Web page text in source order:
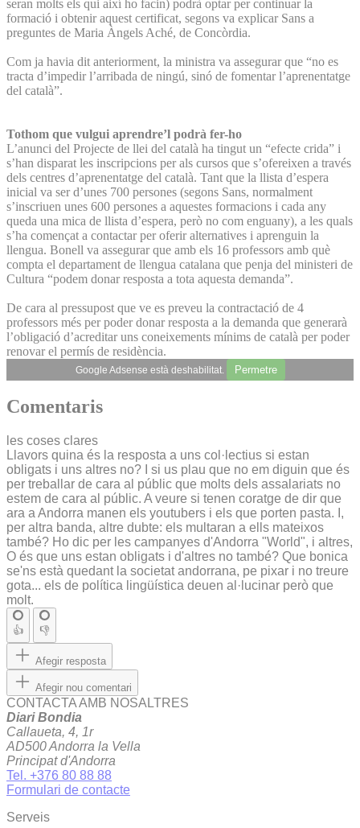
seran molts els qui així ho facin) podrà optar per continuar la
formació i obtenir aquest certificat, segons va explicar Sans a
preguntes de Maria Àngels Aché, de Concòrdia.
Com ja havia dit anteriorment, la ministra va assegurar que “no es
tracta d’impedir l’arribada de ningú, sinó de fomentar l’aprenentatge
del català”.
Tothom que vulgui aprendre’l podrà fer-ho
L’anunci del Projecte de llei del català ha tingut un “efecte crida” i
s’han disparat les inscripcions per als cursos que s’ofereixen a través
dels centres d’aprenentatge del català. Tant que la llista d’espera
inicial va ser d’unes 700 persones (segons Sans, normalment
s’inscriuen unes 600 persones a aquestes formacions i cada any
queda una mica de llista d’espera, però no com enguany), a les quals
s’ha començat a contactar per oferir alternatives i aprenguin la
llengua. Bonell va assegurar que amb els 16 professors amb què
compta el departament de llengua catalana que penja del ministeri de
Cultura “podem donar resposta a tota aquesta demanda”.
De cara al pressupost que ve es preveu la contractació de 4
professors més per poder donar resposta a la demanda que generarà
l’obligació d’acreditar uns coneixements mínims de català per poder
renovar el permís de residència.
Google Adsense està deshabilitat. Permetre
Comentaris
les coses clares
Llavors quina és la resposta a uns col·lectius si estan
obligats i uns altres no? I si us plau que no em diguin que és
per treballar de cara al públic que molts dels assalariats no
estem de cara al públic. A veure si tenen coratge de dir que
ara a Andorra manen els youtubers i els que porten pasta. I,
per altra banda, altre dubte: els multaran a ells mateixos
també? Ho dic per les campanyes d'Andorra "World", i altres,
O és que uns estan obligats i d'altres no també? Que bonica
se'ns està quedant la societat andorrana, pe pixar i no treure
gota... els de política lingüística deuen al·lucinar però que
molt.
👍 👎
Afegir resposta
Afegir nou comentari
CONTACTA AMB NOSALTRES
Diari Bondia
Callaueta, 4, 1r
AD500 Andorra la Vella
Principat d'Andorra
Tel. +376 80 88 88
Formulari de contacte
Serveis